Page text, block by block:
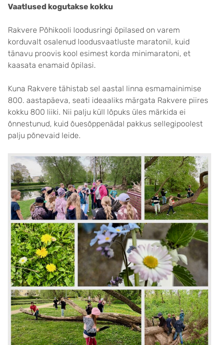
Vaatlused kogutakse kokku
Rakvere Põhikooli loodusringi õpilased on varem
korduvalt osalenud loodusvaatluste maratonil, kuid
tänavu proovis kool esimest korda minimaratoni, et
kaasata enamaid õpilasi.
Kuna Rakvere tähistab sel aastal linna esmamainimise
800. aastapäeva, seati ideaaliks märgata Rakvere piires
kokku 800 liiki. Nii palju küll lõpuks üles märkida ei
õnnestunud, kuid õuesõppenädal pakkus sellegipoolest
palju põnevaid leide.